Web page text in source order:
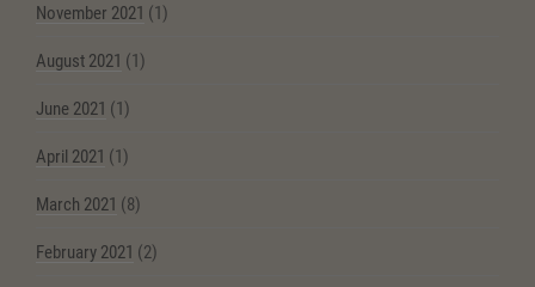
November 2021 (1)
August 2021 (1)
June 2021 (1)
April 2021 (1)
March 2021 (8)
February 2021 (2)